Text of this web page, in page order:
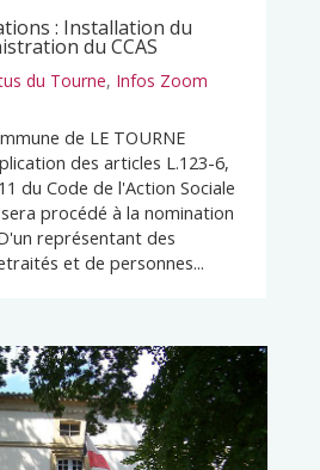
: Installation du
du CCAS
du Tourne, Infos Zoom
de LE TOURNE
des articles L.123-6,
du Code de l'Action Sociale
procédé à la nomination
représentant des
et de personnes...